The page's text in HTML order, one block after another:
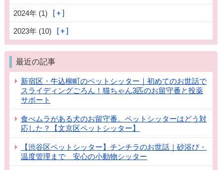
2024年 (1)
2023年 (10)
最近の記事
新宿区・牛込柳町のペットシッター｜初めてのお世話で
スライディングごろん！猫ちゃん3匹のお留守番と投薬
サポート
食べムラがある犬のお留守番。ペットシッターはどう対
応した？【文京区ペットシッター】
【渋谷区ペットシッター】チンチラのお世話｜砂浴び・
温度管理まで 安心の小動物シッター